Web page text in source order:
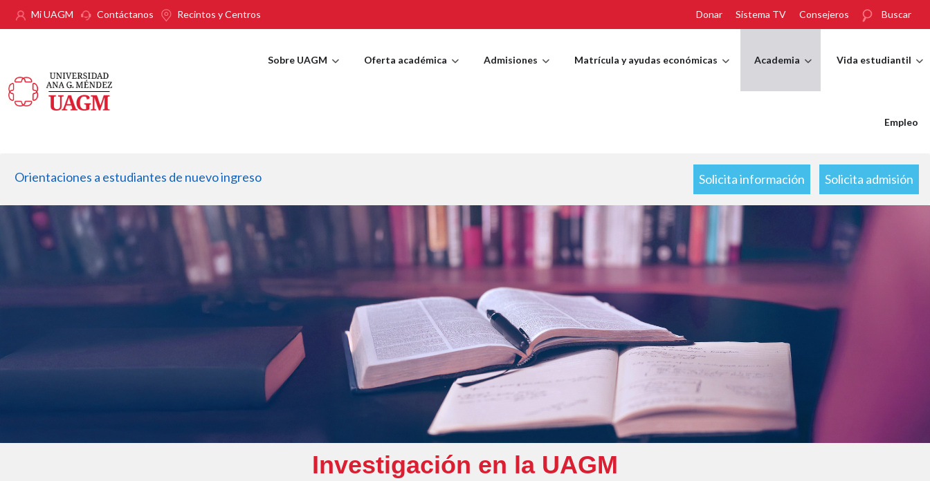
Pasar al contenido principal
Mi UAGM Contáctanos Recintos y Centros Donar Sistema TV Consejeros Buscar
Sobre UAGM Oferta académica Admisiones Matrícula y ayudas económicas Academia Vida estudiantil
Empleo
Orientaciones a estudiantes de nuevo ingreso Solicita información Solicita admisión
Investigación en la UAGM